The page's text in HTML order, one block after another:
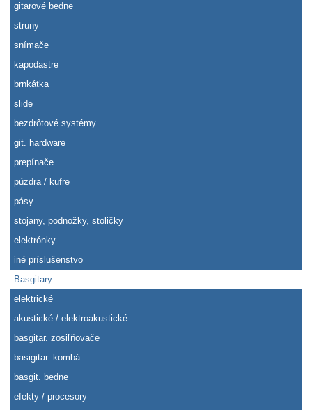
gitarové bedne
struny
snímače
kapodastre
brnkátka
slide
bezdrôtové systémy
git. hardware
prepínače
púzdra / kufre
pásy
stojany, podnožky, stoličky
elektrónky
iné príslušenstvo
Basgitary
elektrické
akustické / elektroakustické
basgitar. zosiľňovače
basigitar. kombá
basgit. bedne
efekty / procesory